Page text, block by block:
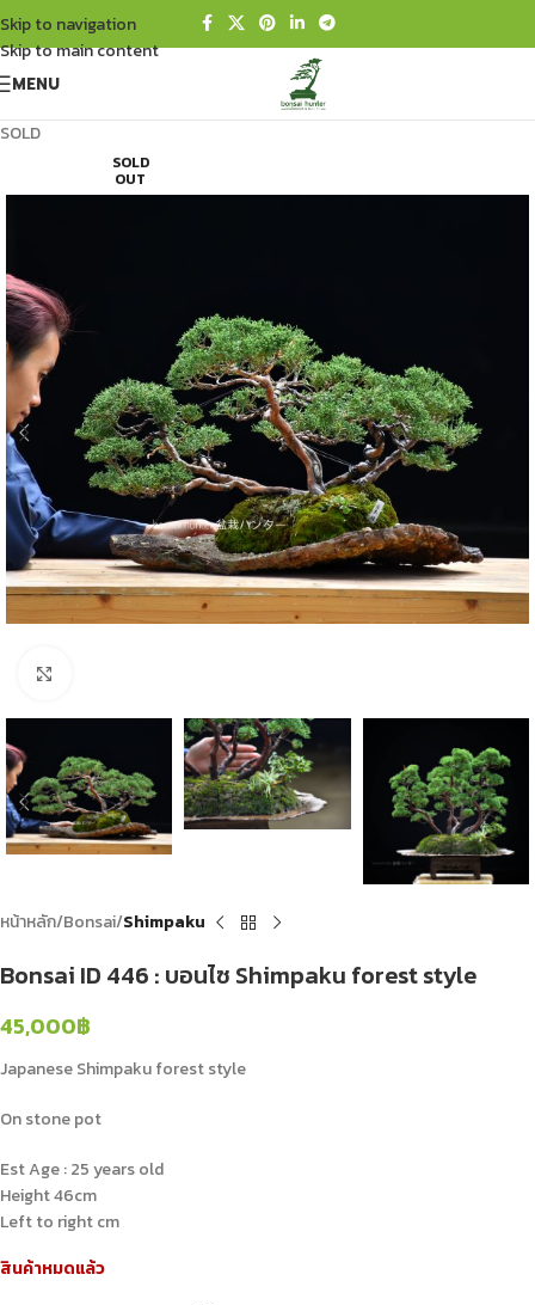
Skip to navigation
Skip to main content
MENU
SOLD
SOLD
OUT
หน้าหลัก Bonsai Shimpaku
Bonsai ID 446 : บอนไซ Shimpaku forest style
45,000฿
Japanese Shimpaku forest style
On stone pot
Est Age : 25 years old
Height 46cm
Left to right cm
สินค้าหมดแล้ว